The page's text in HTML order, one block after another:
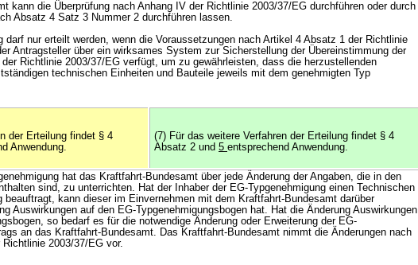
kann die Überprüfung nach Anhang IV der Richtlinie 2003/37/EG durchführen oder durch
Absatz 4 Satz 3 Nummer 2 durchführen lassen.
darf nur erteilt werden, wenn die Voraussetzungen nach Artikel 4 Absatz 1 der Richtlinie
Antragsteller über ein wirksames System zur Sicherstellung der Übereinstimmung der
Richtlinie 2003/37/EG verfügt, um zu gewährleisten, dass die herzustellenden
technischen Einheiten und Bauteile jeweils mit dem genehmigten Typ
der Erteilung findet § 4
Anwendung.
(7) Für das weitere Verfahren der Erteilung findet § 4
Absatz 2 und 5 entsprechend Anwendung.
hat das Kraftfahrt-Bundesamt über jede Änderung der Angaben, die in den
sind, zu unterrichten. Hat der Inhaber der EG-Typgenehmigung einen Technischen
beauftragt, kann dieser im Einvernehmen mit dem Kraftfahrt-Bundesamt darüber
Auswirkungen auf den EG-Typgenehmigungsbogen hat. Hat die Änderung Auswirkungen
so bedarf es für die notwendige Änderung oder Erweiterung der EG-
an das Kraftfahrt-Bundesamt. Das Kraftfahrt-Bundesamt nimmt die Änderungen nach
2003/37/EG vor.